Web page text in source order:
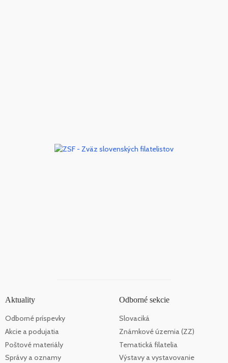
Aktuality
Odborné príspevky
Akcie a podujatia
Poštové materiály
Správy a oznamy
Odborné sekcie
Slovaciká
Známkové územia (ZZ)
Tematická filatelia
Výstavy a vystavovanie